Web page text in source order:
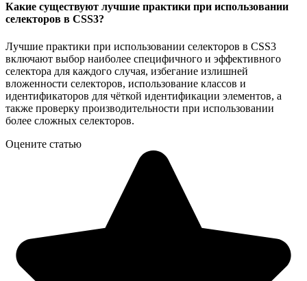
Какие существуют лучшие практики при использовании
селекторов в CSS3?
Лучшие практики при использовании селекторов в CSS3
включают выбор наиболее специфичного и эффективного
селектора для каждого случая, избегание излишней
вложенности селекторов, использование классов и
идентификаторов для чёткой идентификации элементов, а
также проверку производительности при использовании
более сложных селекторов.
Оцените статью